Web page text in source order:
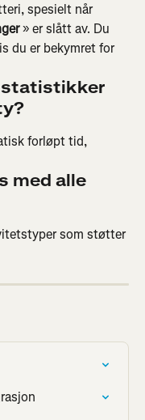
spesielt når
» er slått av. Du
du er bekymret for
statistikker
forløpt tid,
med alle
som støtter